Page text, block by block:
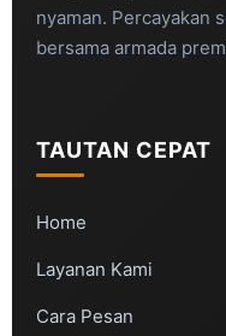
nyaman. Percayakan
bersama armada
TAUTAN CEPAT
Home
Layanan Kami
Cara Pesan